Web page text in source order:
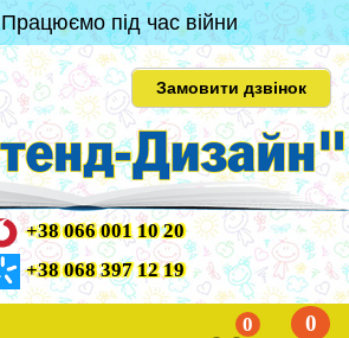
Працюємо під час війни
Замовити дзвінок
+38 066 001 10 20
+38 068 397 12 19
0 0